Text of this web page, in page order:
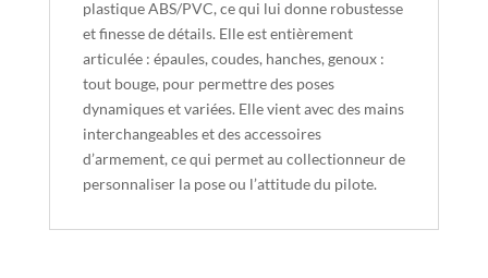
plastique ABS/PVC, ce qui lui donne robustesse
et finesse de détails. Elle est entièrement
articulée : épaules, coudes, hanches, genoux :
tout bouge, pour permettre des poses
dynamiques et variées. Elle vient avec des mains
interchangeables et des accessoires
d’armement, ce qui permet au collectionneur de
personnaliser la pose ou l’attitude du pilote.